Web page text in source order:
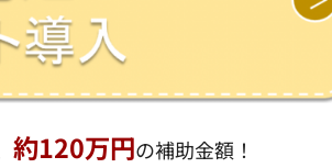
約120万円の補助金額！